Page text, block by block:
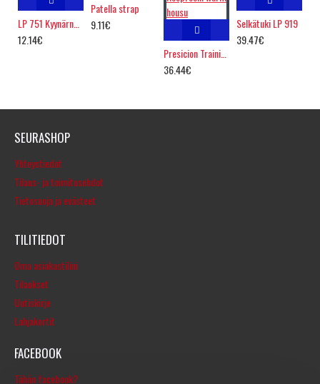
12.14€
Patella strap
9.11€
Presicion Training Neopreeni warm housu
36.44€
Selkätuki LP 919
39.47€
SEURASHOP
Yhteystiedot
Tilaus- ja toimitusehdot
Tietosuoja ja evästeet
TILITIEDOT
Oma asiakastilini
Tilaukset
Uutiskirje
Lahjakortit
FACEBOOK
Tähän facebook?